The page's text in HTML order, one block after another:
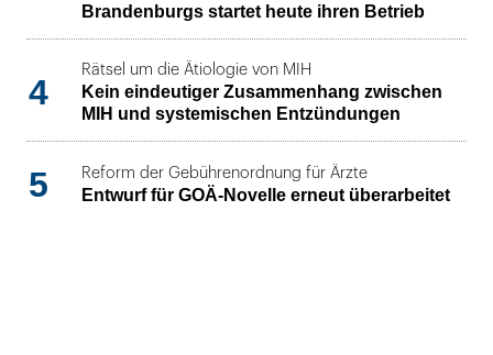
Brandenburgs startet heute ihren Betrieb
4
Rätsel um die Ätiologie von MIH
Kein eindeutiger Zusammenhang zwischen
MIH und systemischen Entzündungen
5 Reform der Gebührenordnung für Ärzte
Entwurf für GOÄ-Novelle erneut überarbeitet